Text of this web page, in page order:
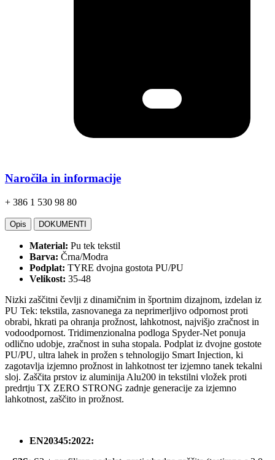
Naročila in informacije
+ 386 1 530 98 80
Opis DOKUMENTI
Material: Pu tek tekstil
Barva: Črna/Modra
Podplat: TYRE dvojna gostota PU/PU
Velikost: 35-48
Nizki zaščitni čevlji z dinamičnim in športnim dizajnom, izdelan iz
PU Tek: tekstila, zasnovanega za neprimerljivo odpornost proti
obrabi, hkrati pa ohranja prožnost, lahkotnost, najvišjo zračnost in
vodoodpornost. Tridimenzionalna podloga Spyder-Net ponuja
odlično udobje, zračnost in suha stopala. Podplat iz dvojne gostote
PU/PU, ultra lahek in prožen s tehnologijo Smart Injection, ki
zagotavlja izjemno prožnost in lahkotnost ter izjemno tanek tekalni
sloj. Zaščita prstov iz aluminija Alu200 in tekstilni vložek proti
predrtju TX ZERO STRONG zadnje generacije za izjemno
lahkotnost, zaščito in prožnost.
EN20345:2022: